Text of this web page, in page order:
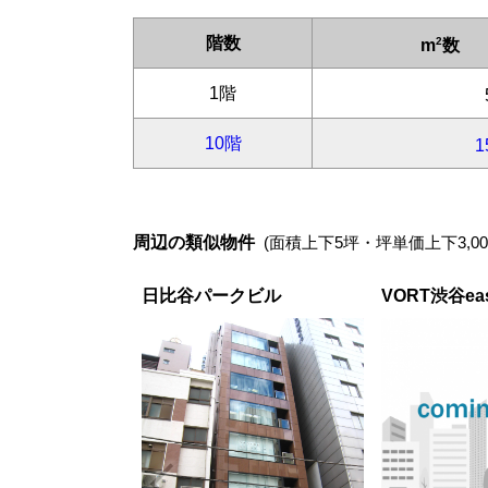
周辺の類似物件 (面積上下5坪・坪単価上下